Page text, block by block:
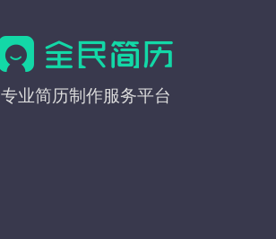
全
专业简历制作服务平台